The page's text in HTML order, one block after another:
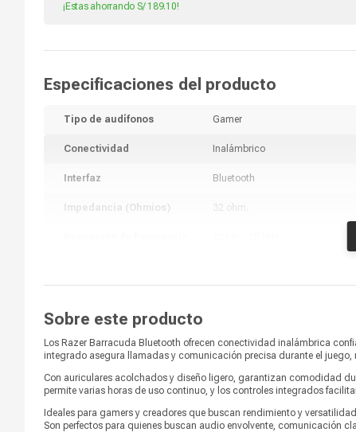
¡Estas ahorrando S/ 189.10!
Especificaciones del producto
Tipo de audífonos Gamer
Conectividad Inalámbrico
Interfaz Bluetooth
Impedancia (Ohmios) 32 ohm.
Patrones polares
Sobre este producto
Los Razer Barracuda Bluetooth ofrecen conectividad inalámbrica
integrado asegura llamadas y comunicación precisa durante el
Con auriculares acolchados y diseño ligero, garantizan comodidad
permite varias horas de uso continuo, y los controles integrados
Ideales para gamers y creadores que buscan rendimiento y
Son perfectos para quienes buscan audio envolvente, comunicación